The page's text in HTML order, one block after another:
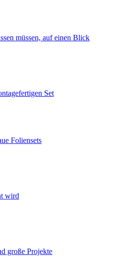
müssen, auf einen Blick
Set
Foliensets
wird
große Projekte